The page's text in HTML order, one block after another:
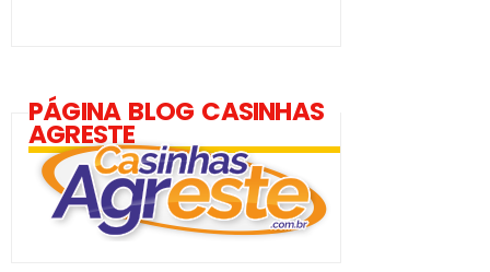
PÁGINA BLOG CASINHAS
AGRESTE